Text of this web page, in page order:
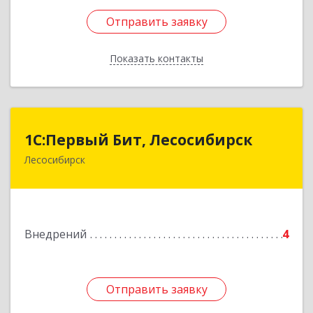
Отправить заявку
Показать контакты
Отправить заявку
Назад
1С:Первый Бит, Лесосибирск
Лесосибирск
Внедрений 4
Отправить заявку
1С:Первый Бит, Лесосибирск
662544, Красноярский край, Лесосибирск г,
Отправить заявку